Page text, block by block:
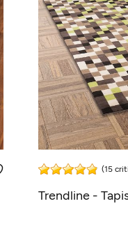
(15
Trendline -